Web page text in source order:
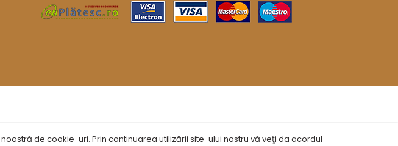
de cookie-uri. Prin continuarea utilizării site-ului nostru vă veţi da acordul